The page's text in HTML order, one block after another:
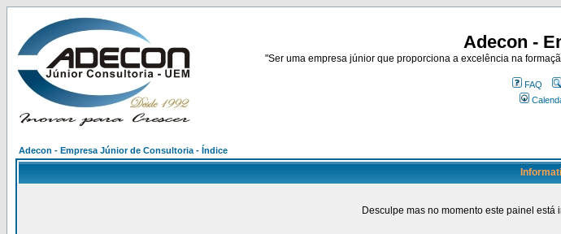
Adecon -
"Ser uma empresa júnior que proporciona a excelência na
FAQ
Adecon - Empresa Júnior de Consultoria - Índice
Desculpe mas no momento este painel